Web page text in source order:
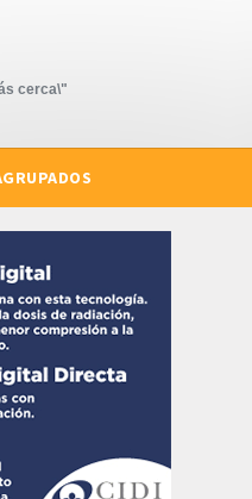
cerca\"